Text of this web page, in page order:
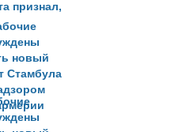
признал,
были